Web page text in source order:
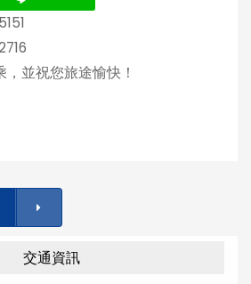
並祝您旅途愉快！
交通資訊